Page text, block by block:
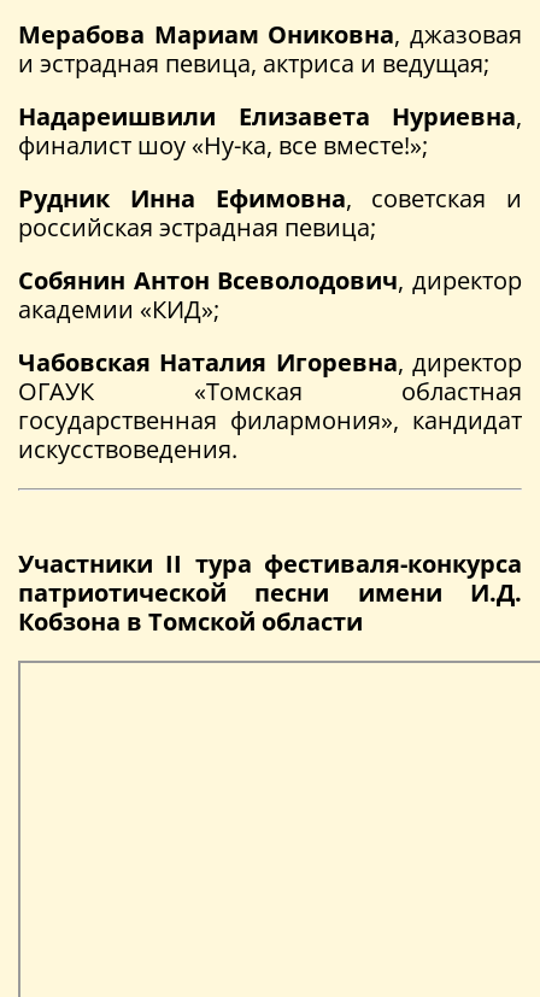
Мерабова Мариам Ониковна, джазовая
и эстрадная певица, актриса и ведущая;
Надареишвили Елизавета Нуриевна,
финалист шоу «Ну-ка, все вместе!»;
Рудник Инна Ефимовна, советская и
российская эстрадная певица;
Собянин Антон Всеволодович, директор
академии «КИД»;
Чабовская Наталия Игоревна, директор
ОГАУК «Томская областная
государственная филармония», кандидат
искусствоведения.
Участники II тура фестиваля-конкурса
патриотической песни имени И.Д.
Кобзона в Томской области